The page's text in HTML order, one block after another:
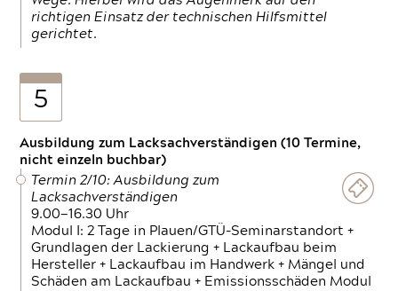
richtigen Einsatz der technischen Hilfsmittel
gerichtet.
5
Ausbildung zum Lacksachverständigen (10 Termine,
nicht einzeln buchbar)
Termin 2/10: Ausbildung zum
Lacksachverständigen
9.00—16.30 Uhr
Modul I: 2 Tage in Plauen/GTÜ-Seminarstandort +
Grundlagen der Lackierung + Lackaufbau beim
Hersteller + Lackaufbau im Handwerk + Mängel und
Schäden am Lackaufbau + Emissionsschäden Modul